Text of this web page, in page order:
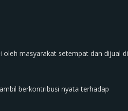
oleh masyarakat setempat dan dijual di
berkontribusi nyata terhadap